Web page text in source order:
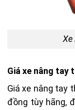
Xe
Giá xe nâng tay
Giá xe nâng tay
đồng tùy hãng,